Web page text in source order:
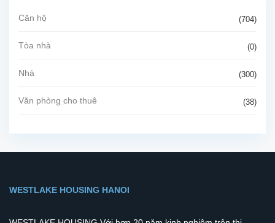
Căn hộ (704)
Tòa nhà (0)
Nhà (300)
Văn phòng cho thuê (38)
WESTLAKE HOUSING HANOI